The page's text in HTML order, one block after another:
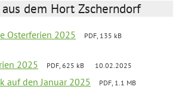
dem Hort Zscherndorf
Osterferien 2025
PDF, 135 kB
2025 PDF, 625 kB 10.02.2025
auf den Januar 2025
PDF, 1.1 MB